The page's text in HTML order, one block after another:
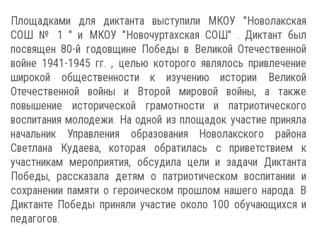
Площадками для диктанта выступили МКОУ "Новолакская
СОШ № 1 " и МКОУ "Новочуртахская СОШ" . Диктант был
посвящен 80-й годовщине Победы в Великой Отечественной
войне 1941-1945 гг. , целью которого являлось привлечение
широкой общественности к изучению истории Великой
Отечественной войны и Второй мировой войны, а также
повышение исторической грамотности и патриотического
воспитания молодежи. На одной из площадок участие приняла
начальник Управления образования Новолакского района
Светлана Кудаева, которая обратилась с приветствием к
участникам мероприятия, обсудила цели и задачи Диктанта
Победы, рассказала детям о патриотическом воспитании и
сохранении памяти о героическом прошлом нашего народа. В
Диктанте Победы приняли участие около 100 обучающихся и
педагогов.